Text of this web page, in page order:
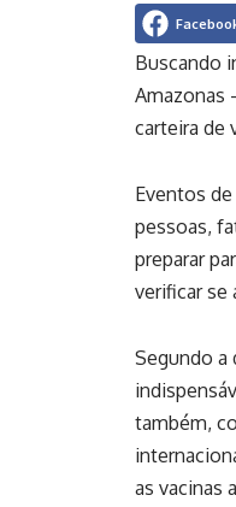
Buscando
Amazonas
carteira de
Eventos
pessoas,
preparar
verificar se
Segundo a
também,
as vacinas